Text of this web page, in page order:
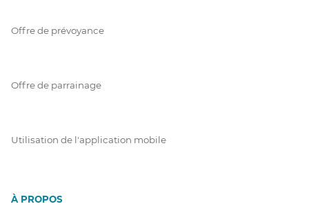
Offre de prévoyance
Offre de parrainage
Utilisation de l'application mobile
À PROPOS